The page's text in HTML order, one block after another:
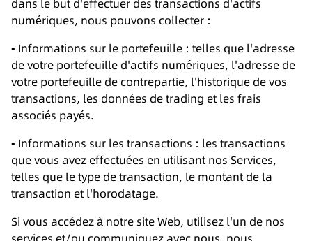
dans le but d'effectuer des transactions d'actifs
numériques, nous pouvons collecter :
• Informations sur le portefeuille : telles que l'adresse
de votre portefeuille d'actifs numériques, l'adresse de
votre portefeuille de contrepartie, l'historique de vos
transactions, les données de trading et les frais
associés payés.
• Informations sur les transactions : les transactions
que vous avez effectuées en utilisant nos Services,
telles que le type de transaction, le montant de la
transaction et l'horodatage.
Si vous accédez à notre site Web, utilisez l'un de nos